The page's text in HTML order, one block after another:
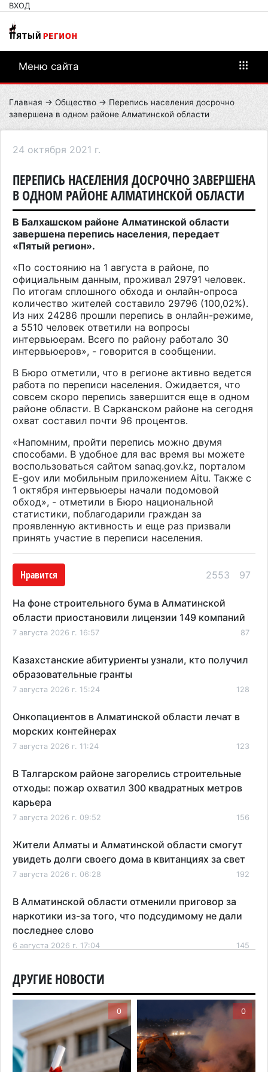
ВХОД
Меню сайта
Главная → Общество → Перепись населения досрочно
завершена в одном районе Алматинской области
24 октября 2021 г.
ПЕРЕПИСЬ НАСЕЛЕНИЯ ДОСРОЧНО ЗАВЕРШЕНА
В ОДНОМ РАЙОНЕ АЛМАТИНСКОЙ ОБЛАСТИ
В Балхашском районе Алматинской области
завершена перепись населения, передает
«Пятый регион».
«По состоянию на 1 августа в районе, по
официальным данным, проживал 29791 человек.
По итогам сплошного обхода и онлайн-опроса
количество жителей составило 29796 (100,02%).
Из них 24286 прошли перепись в онлайн-режиме,
а 5510 человек ответили на вопросы
интервьюерам. Всего по району работало 30
интервьюеров», - говорится в сообщении.
В Бюро отметили, что в регионе активно ведется
работа по переписи населения. Ожидается, что
совсем скоро перепись завершится еще в одном
районе области. В Сарканском районе на сегодня
охват составил почти 96 процентов.
«Напомним, пройти перепись можно двумя
способами. В удобное для вас время вы можете
воспользоваться сайтом sanaq.gov.kz, порталом
E-gov или мобильным приложением Aitu. Также с
1 октября интервьюеры начали подомовой
обход», - отметили в Бюро национальной
статистики, поблагодарили граждан за
проявленную активность и еще раз призвали
принять участие в переписи населения.
Нравится 2553 97
На фоне строительного бума в Алматинской
области приостановили лицензии 149 компаний
7 августа 2026 г. 16:57 87
Казахстанские абитуриенты узнали, кто получил
образовательные гранты
7 августа 2026 г. 15:24 128
Онкопациентов в Алматинской области лечат в
морских контейнерах
7 августа 2026 г. 11:24 123
В Талгарском районе загорелись строительные
отходы: пожар охватил 300 квадратных метров
карьера
7 августа 2026 г. 09:52 156
Жители Алматы и Алматинской области смогут
увидеть долги своего дома в квитанциях за свет
7 августа 2026 г. 06:28 192
В Алматинской области отменили приговор за
наркотики из-за того, что подсудимому не дали
последнее слово
6 августа 2026 г. 17:04 145
Проезд по БАКАД резко подорожал: в
Алматинской области начали действовать новые
тарифы
6 августа 2026 г. 14:36 194
Сильнейшие дзюдоисты мира приехали на
сборы в Алматинскую область
ДРУГИЕ НОВОСТИ
0 0